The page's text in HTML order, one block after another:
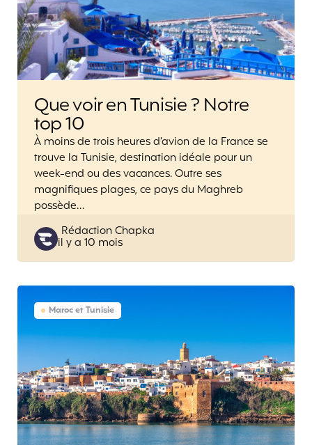
Que voir en Tunisie ? Notre
top 10
À moins de trois heures d’avion de la France se
trouve la Tunisie, destination idéale pour un
week-end ou des vacances. Outre ses
magnifiques plages, ce pays du Maghreb
possède…
Posted
by
Rédaction Chapka
il y a 10 mois
Maroc et Tunisie